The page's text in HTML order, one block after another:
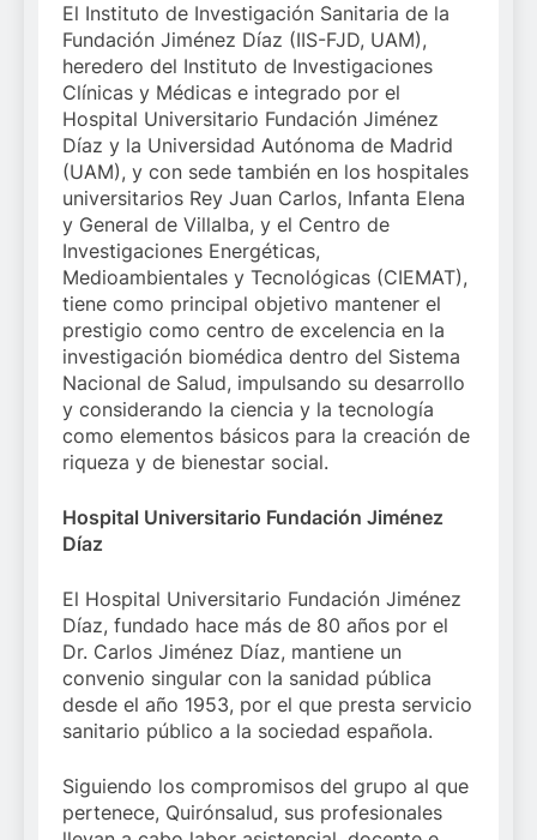
El Instituto de Investigación Sanitaria de la
Fundación Jiménez Díaz (IIS-FJD, UAM),
heredero del Instituto de Investigaciones
Clínicas y Médicas e integrado por el
Hospital Universitario Fundación Jiménez
Díaz y la Universidad Autónoma de Madrid
(UAM), y con sede también en los hospitales
universitarios Rey Juan Carlos, Infanta Elena
y General de Villalba, y el Centro de
Investigaciones Energéticas,
Medioambientales y Tecnológicas (CIEMAT),
tiene como principal objetivo mantener el
prestigio como centro de excelencia en la
investigación biomédica dentro del Sistema
Nacional de Salud, impulsando su desarrollo
y considerando la ciencia y la tecnología
como elementos básicos para la creación de
riqueza y de bienestar social.
Hospital Universitario Fundación Jiménez
Díaz
El Hospital Universitario Fundación Jiménez
Díaz, fundado hace más de 80 años por el
Dr. Carlos Jiménez Díaz, mantiene un
convenio singular con la sanidad pública
desde el año 1953, por el que presta servicio
sanitario público a la sociedad española.
Siguiendo los compromisos del grupo al que
pertenece, Quirónsalud, sus profesionales